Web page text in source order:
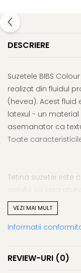
DESCRIERE
Suzetele BIBS
realizat din fluidul
(hevea). Acest fluid
latexul - un
asemanator ca
Toate
Tetina suzetei este
aerului sa iasa
preia forma
VEZI MAI MULT
Informatii
REVIEW-URI (0)